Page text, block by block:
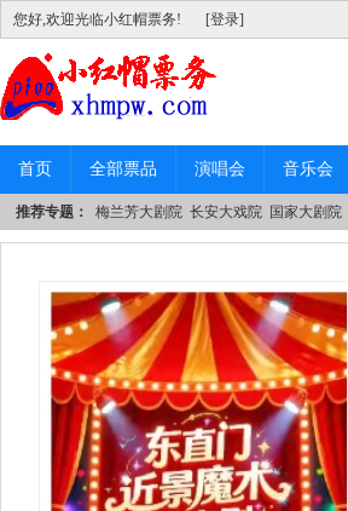
您好,欢迎光临小红帽票务! [登录]
首页 全部票品 演唱会 音乐会
推荐专题： 梅兰芳大剧院 长安大戏院 国家大剧院